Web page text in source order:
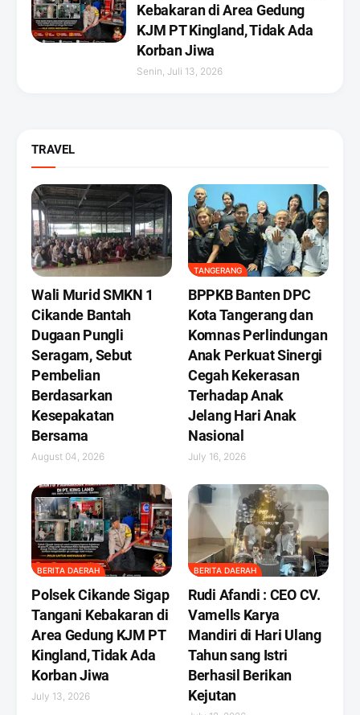
Kebakaran di Area Gedung
KJM PT Kingland, Tidak Ada
Korban Jiwa
Senin, Juli 13, 2026
TRAVEL
Wali Murid SMKN 1
Cikande Bantah
Dugaan Pungli
Seragam, Sebut
Pembelian
Berdasarkan
Kesepakatan
Bersama
August 04, 2026
TANGERANG
BPPKB Banten DPC
Kota Tangerang dan
Komnas Perlindungan
Anak Perkuat Sinergi
Cegah Kekerasan
Terhadap Anak
Jelang Hari Anak
Nasional
July 16, 2026
BERITA DAERAH
Polsek Cikande Sigap
Tangani Kebakaran di
Area Gedung KJM PT
Kingland, Tidak Ada
Korban Jiwa
July 13, 2026
BERITA DAERAH
Rudi Afandi : CEO CV.
Vamells Karya
Mandiri di Hari Ulang
Tahun sang Istri
Berhasil Berikan
Kejutan ‎